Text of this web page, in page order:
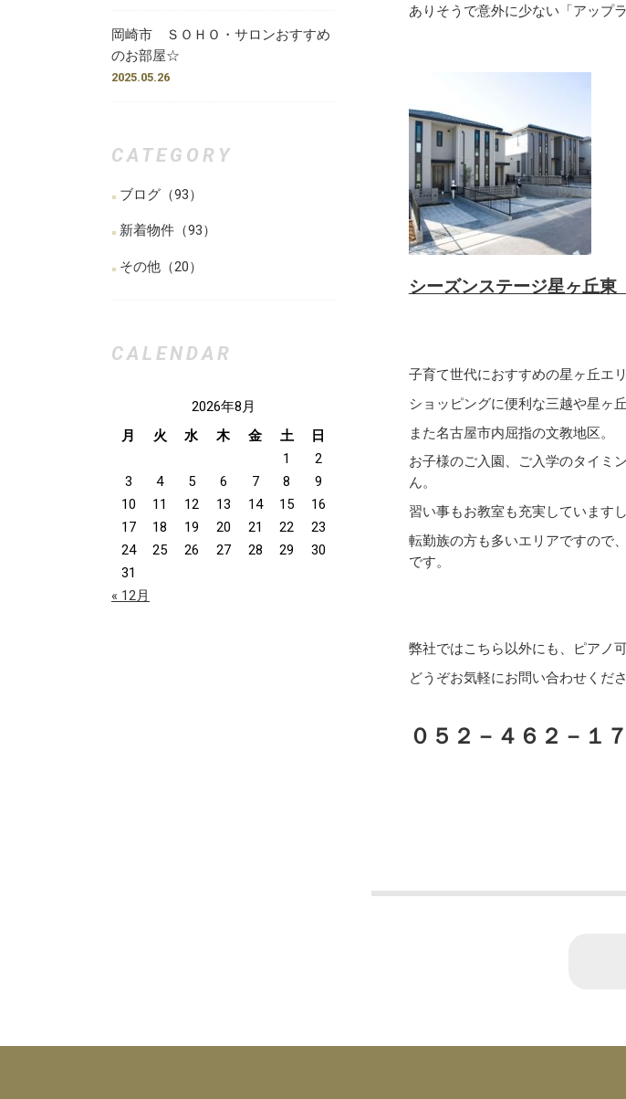
ありそうで意外に少ない「アップ
シーズンステージ星ヶ丘
子育て世代におすすめの星ヶ丘エリ
ショッピングに便利な三越や星ヶ
また名古屋市内屈指の文教地区。
お子様のご入園、ご入学のタイミ
ん。
習い事もお教室も充実しています
転勤族の方も多いエリアですので
です。
弊社ではこちら以外にも、ピアノ
どうぞお気軽にお問い合わせくだ
０５２－４６２－１
岡崎市 ＳＯＨＯ・サロンおすすめ
のお部屋☆
2025.05.26
CATEGORY
ブログ （93）
新着物件 （93）
その他 （20）
CALENDAR
2026年8月
月
火 水 木 金 土
日
1
2
3
4 5 6 7 8
9
10
11 12 13 14 15
16
17
18 19 20 21 22
23
24
25 26 27 28 29
30
31
« 12月